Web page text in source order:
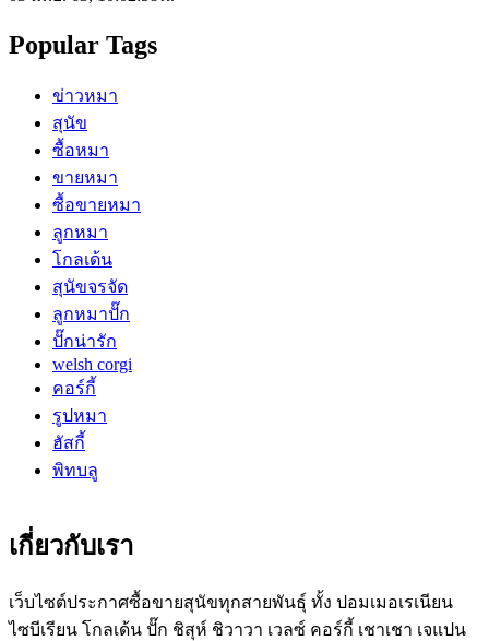
Popular Tags
ข่าวหมา
สุนัข
ซื้อหมา
ขายหมา
ซื้อขายหมา
ลูกหมา
โกลเด้น
สุนัขจรจัด
ลูกหมาปั๊ก
ปั๊กน่ารัก
welsh corgi
คอร์กี้
รูปหมา
ฮัสกี้
พิทบลู
เกี่ยวกับเรา
เว็บไซต์ประกาศซื้อขายสุนัขทุกสายพันธุ์ ทั้ง ปอมเมอเรเนียน
ไซบีเรียน โกลเด้น ปั๊ก ชิสุห์ ชิวาวา เวลซ์ คอร์กี้ เชาเชา เจแปน